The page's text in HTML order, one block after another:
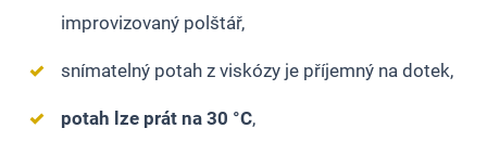
improvizovaný polštář,
✓ snímatelný potah z viskózy je příjemný na dotek,
✓ potah lze prát na 30 °C,